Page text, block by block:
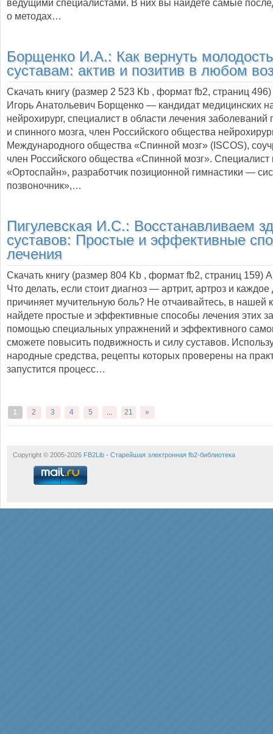
ведущими специалистами. В них вы найдете самые
о методах…
Борщенко И.А.: Как вернуть молодость
суставам: актив и позитив в любом
Скачать книгу (размер 2 523 Kb , формат fb2, страниц 496
Игорь Анатольевич Борщенко — кандидат медицинских
нейрохирург, специалист в области лечения заболеваний
и спинного мозга, член Российского общества
Международного общества «Спинной мозг» (ISCOS),
член Российского общества «Спинной мозг». Специалист
«Ортоспайн», разработчик позиционной гимнастики —
позвоночник»,…
Пигулевская И.С.: Восстанавливаем
суставов: Простые и эффективные
лечения
Скачать книгу (размер 804 Kb , формат fb2, страниц 159)
Что делать, если стоит диагноз — артрит, артроз и
причиняет мучительную боль? Не отчаивайтесь, в нашей
найдете простые и эффективные способы лечения этих
помощью специальных упражнений и эффективного
сможете повысить подвижность и силу суставов.
народные средства, рецепты которых проверены на
запустится процесс…
1 2 3 4 5 ... 21 »
Copyright © 2005-2026 FB2Lib - Старейшая электронная fb2-библиотека